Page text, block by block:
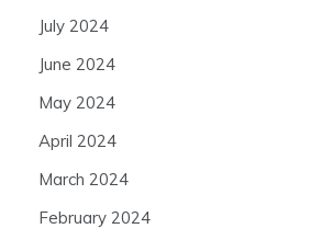
July 2024
June 2024
May 2024
April 2024
March 2024
February 2024